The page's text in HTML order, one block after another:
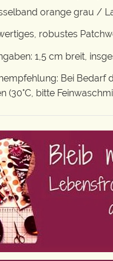
orange grau /
robustes
1,5 cm breit,
Bei Bedarf
(30°C, bitte